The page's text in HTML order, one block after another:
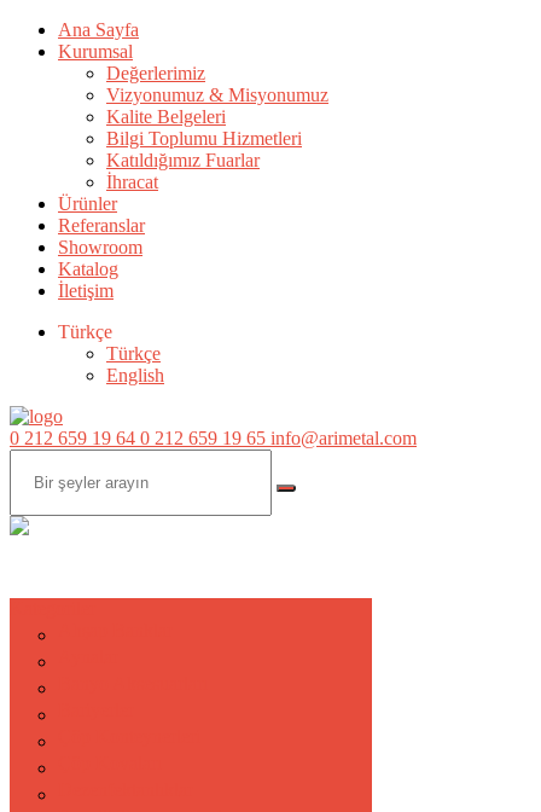
Ana Sayfa
Kurumsal
Değerlerimiz
Vizyonumuz & Misyonumuz
Kalite Belgeleri
Bilgi Toplumu Hizmetleri
Katıldığımız Fuarlar
İhracat
Ürünler
Referanslar
Showroom
Katalog
İletişim
Türkçe
Türkçe
English
0 212 659 19 64 0 212 659 19 65 info@arimetal.com